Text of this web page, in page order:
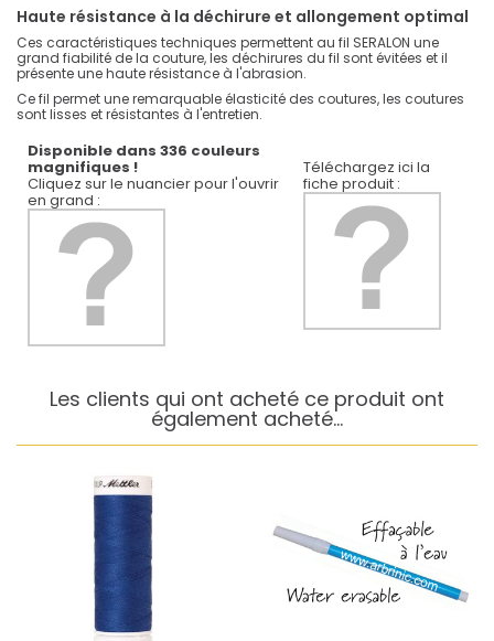
Haute résistance à la déchirure et allongement optimal
Ces caractéristiques techniques permettent au fil SERALON une
grand fiabilité de la couture, les déchirures du fil sont évitées et il
présente une haute résistance à l'abrasion.
Ce fil permet une remarquable élasticité des coutures, les coutures
sont lisses et résistantes à l'entretien.
Disponible dans 336 couleurs
magnifiques !
Cliquez sur le nuancier pour l'ouvrir
en grand :
Téléchargez ici la
fiche produit :
Les clients qui ont acheté ce produit ont
également acheté...